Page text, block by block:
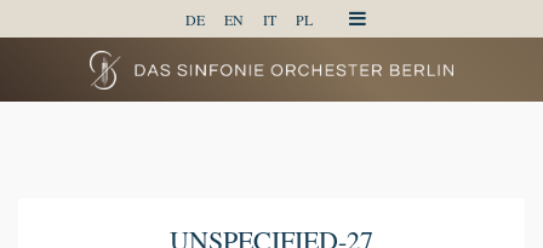
DE EN IT PL
UNSPECIFIED-27